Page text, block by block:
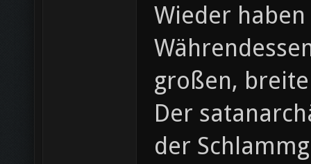
Wieder
großen,
Der
der